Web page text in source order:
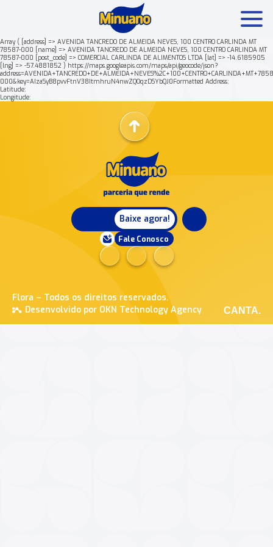
Array ( [address] => AVENIDA TANCREDO DE ALMEIDA NEVES, 100 CENTRO CARLINDA MT
78587-000 [name] => AVENIDA TANCREDO DE ALMEIDA NEVES, 100 CENTRO CARLINDA MT
78587-000 [post_code] => COMERCIAL CARLINDA DE ALIMENTOS LTDA [lat] => -14.6185905
[lng] => -57.4881852 ) https://maps.googleapis.com/maps/api/geocode/json?
000&key=AIzaSyB8pvvFtnV38ItmhruN4nwZQOqzDSYbQJ0Formatted Address:
Latitude:
Longitude:
Baixe agora!
Fale Conosco
Flora – Todos os direitos reservados.
Desenvolvido por OKN Technology Agency
CANTA.
Mais buscados: Produtos Minuano Rende +
Nossa história